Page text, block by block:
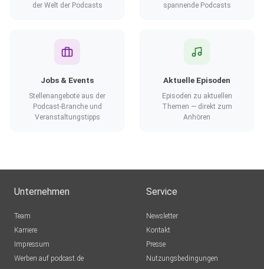
der Welt der Podcasts
spannende Podcasts
Jobs & Events
Stellenangebote aus der
Podcast-Branche und
Veranstaltungstipps
Aktuelle Episoden
Episoden zu aktuellen
Themen — direkt zum
Anhören
Unternehmen
Team
Karriere
Impressum
Werben auf podcast.de
Service
Newsletter
Kontakt
Presse
Nutzungsbedingungen